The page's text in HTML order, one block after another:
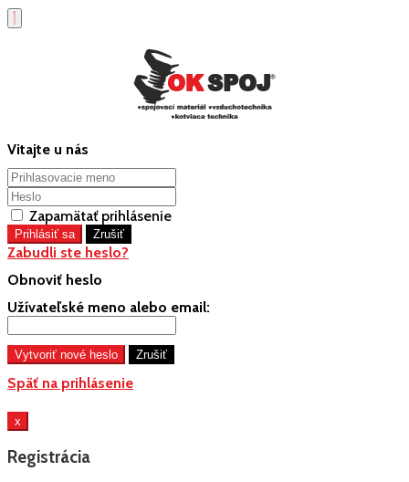
Vitajte u nás
Zapamätať prihlásenie
Zabudli ste heslo?
Obnoviť heslo
Užívateľské meno alebo email:
Späť na prihlásenie
x
Registrácia